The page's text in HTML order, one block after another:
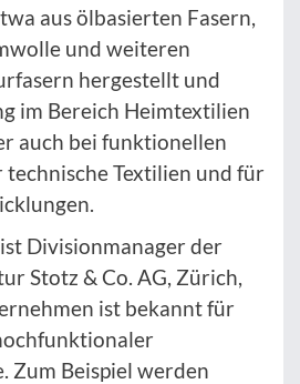
aus ölbasierten Fasern,
und weiteren
hergestellt und
im Bereich Heimtextilien
auch bei funktionellen
Textilien und für
Divisionmanager der
Stotz & Co. AG, Zürich,
ist bekannt für
Zum Beispiel werden